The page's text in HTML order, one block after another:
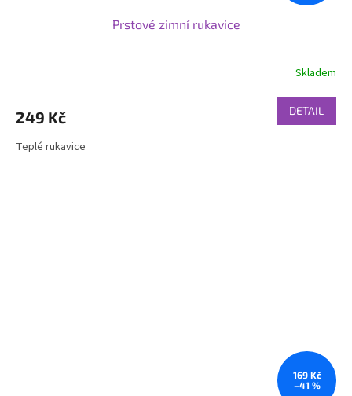
Prstové zimní rukavice
Skladem
249 Kč DETAIL
Teplé rukavice
169 Kč
–41 %